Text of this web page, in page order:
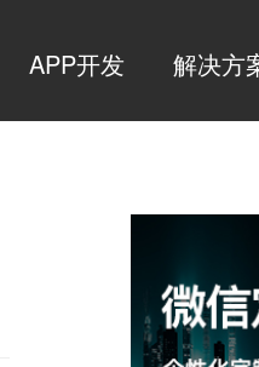
APP开发 解决方